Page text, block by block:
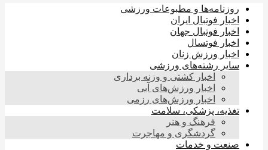
روزنامه‌ها و مطبوعات ورزشی
اخبار فوتبال ایران
اخبار فوتبال جهان
اخبار فوتسال
اخبار ورزش زنان
سایر رشته‌های ورزشی
اخبار کشتی و وزنه برداری
اخبار ورزش‌های آبی
اخبار ورزش‌های رزمی
تغذیه، پزشکی، سلامت
فرهنگ و هنر
گردشگری و مهاجرت
صنعت و خدمات